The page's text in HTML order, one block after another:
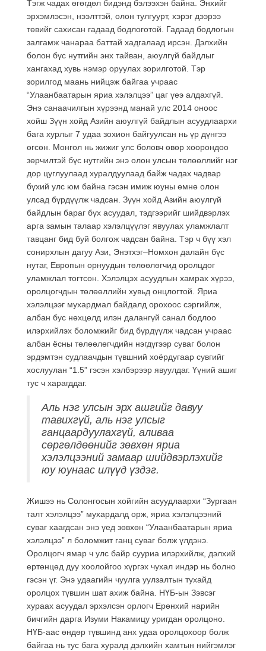
Тэгж чадах өгөгдөл бидэнд бэлээхэн байна. Энхийг
эрхэмлэсэн, нээлттэй, олон тулгуурт, хэрэг дээрээ
төвийг сахисан гадаад бодлоготой. Гадаад бодлогын
залгамж чанараа баттай хадгалаад ирсэн. Дэлхийн
болон бүс нутгийн энх тайван, аюулгүй байдлыг
хангахад хувь нэмэр оруулах зорилготой. Тэр
зорилгод маань нийцэж байгаа учраас
“Улаанбаатарын яриа хэлэлцээ” цаг үеэ алдахгүй.
Энэ санаачилгын хүрээнд манай улс 2014 оноос
хойш Зүүн хойд Азийн аюулгүй байдлын асуудлаархи
бага хурлыг 7 удаа зохион байгуулсан нь үр дүнгээ
өгсөн. Монгол нь жижиг улс боловч өвөр хоорондоо
зөрчилтэй бүс нутгийн энэ олон улсын төлөөллийг нэг
дор цуглуулаад хуралдуулаад байж чадах чадвар
бүхий улс юм байна гэсэн имиж юуны өмнө олон
улсад бүрдүүлж чадсан. Зүүн хойд Азийн аюулгүй
байдлын бараг бүх асуудал, тэдгээрийг шийдвэрлэх
арга замын талаар хэлэлцүүлэг явуулах уламжлалт
тавцанг бид буй болгож чадсан байна. Тэр ч бүү хэл
сонирхлын дагуу Ази, Энэтхэг–Номхон далайн бүс
нутаг, Европын орнуудын төлөөлөгчид оролцдог
уламжлал тогтсон. Хэлэлцэх асуудлын хамрах хүрээ,
оролцогчдын төлөөллийн хувьд онцлогтой. Яриа
хэлэлцээг мухардмал байдалд орохоос сэргийлж,
албан бус нөхцөлд илэн далангүй санал бодлоо
илэрхийлэх боломжийг бид бүрдүүлж чадсан учраас
албан ёсны төлөөлөгчдийн нэгдүгээр суваг болон
эрдэмтэн судлаачдын түвшний хоёрдугаар сувгийг
хослуулан “1.5” гэсэн хэлбэрээр явуулдаг. Үүний ашиг
тус ч харагддаг.
Аль нэг улсын эрх ашгийг давуу
тавихгүй, аль нэг улсыг
ганцаардуулахгүй, аливаа
сөргөлдөөнийг зөвхөн яриа
хэлэлцээний замаар шийдвэрлэхийг
юу юунаас илүүд үздэг.
Жишээ нь Солонгосын хойгийн асуудлаархи “Зургаан
талт хэлэлцээ” мухардалд орж, яриа хэлэлцээний
суваг хаагдсан энэ үед зөвхөн “Улаанбаатарын яриа
хэлэлцээ” л боломжит ганц суваг болж үлдэнэ.
Оролцогч ямар ч улс байр сууриа илэрхийлж, дэлхий
ертөнцөд дуу хоолойгоо хүргэх чухал индэр нь болно
гэсэн үг. Энэ удаагийн чуулга уулзалтын тухайд
оролцох түвшин шат ахиж байна. НҮБ-ын Зэвсэг
хураах асуудал эрхэлсэн орлогч Ерөнхий нарийн
бичгийн дарга Изуми Накамицу уригдан оролцоно.
НҮБ-аас өндөр түвшинд анх удаа оролцохоор болж
байгаа нь тус бага хуралд дэлхийн хамтын нийгэмлэг